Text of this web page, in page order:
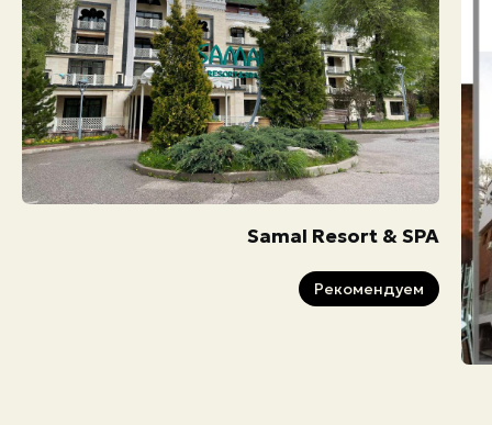
Samal Resort & SPA
Рекомендуем